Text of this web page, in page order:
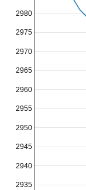
2935
2940
2945
2950
2955
2960
2965
2970
2975
2980